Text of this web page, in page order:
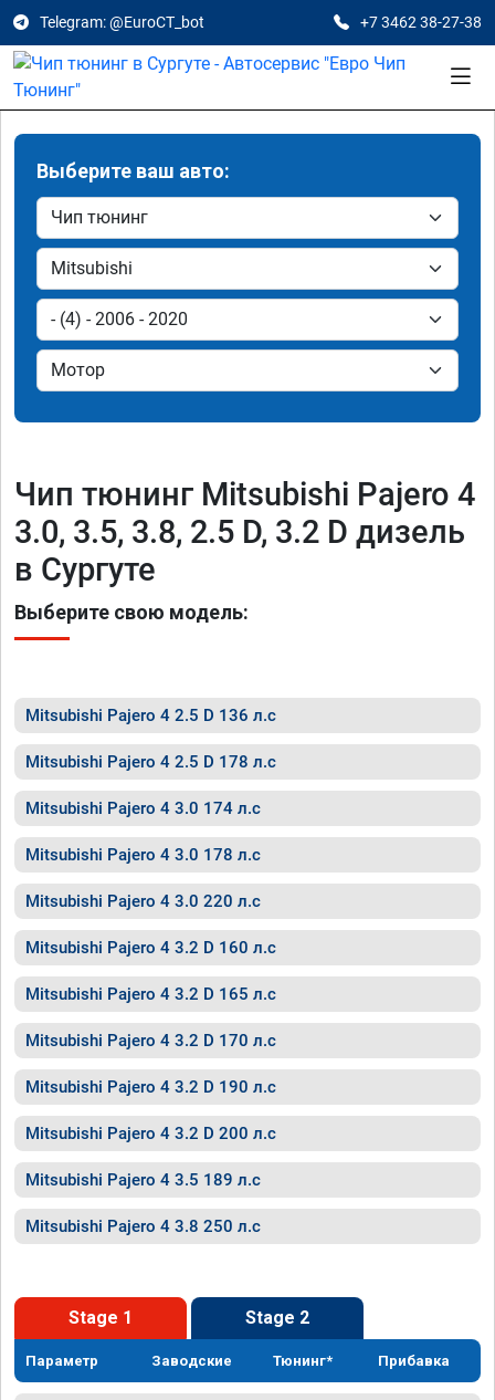
Telegram: @EuroCT_bot +7 3462 38-27-38
Выберите ваш авто:
Чип тюнинг Mitsubishi Pajero 4
3.0, 3.5, 3.8, 2.5 D, 3.2 D дизель
в Сургуте
Выберите свою модель:
Mitsubishi Pajero 4 2.5 D 136 л.с
Mitsubishi Pajero 4 2.5 D 178 л.с
Mitsubishi Pajero 4 3.0 174 л.с
Mitsubishi Pajero 4 3.0 178 л.с
Mitsubishi Pajero 4 3.0 220 л.с
Mitsubishi Pajero 4 3.2 D 160 л.с
Mitsubishi Pajero 4 3.2 D 165 л.с
Mitsubishi Pajero 4 3.2 D 170 л.с
Mitsubishi Pajero 4 3.2 D 190 л.с
Mitsubishi Pajero 4 3.2 D 200 л.с
Mitsubishi Pajero 4 3.5 189 л.с
Mitsubishi Pajero 4 3.8 250 л.с
Stage 1 Stage 2
Параметр Заводские Тюнинг* Прибавка